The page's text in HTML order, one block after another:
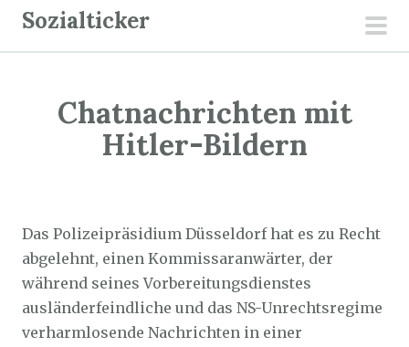
Sozialticker
Chatnachrichten mit
Hitler-Bildern
Das Polizeipräsidium Düsseldorf hat es zu Recht
abgelehnt, einen Kommissaranwärter, der
während seines Vorbereitungsdienstes
ausländerfeindliche und das NS-Unrechtsregime
verharmlosende Nachrichten in einer